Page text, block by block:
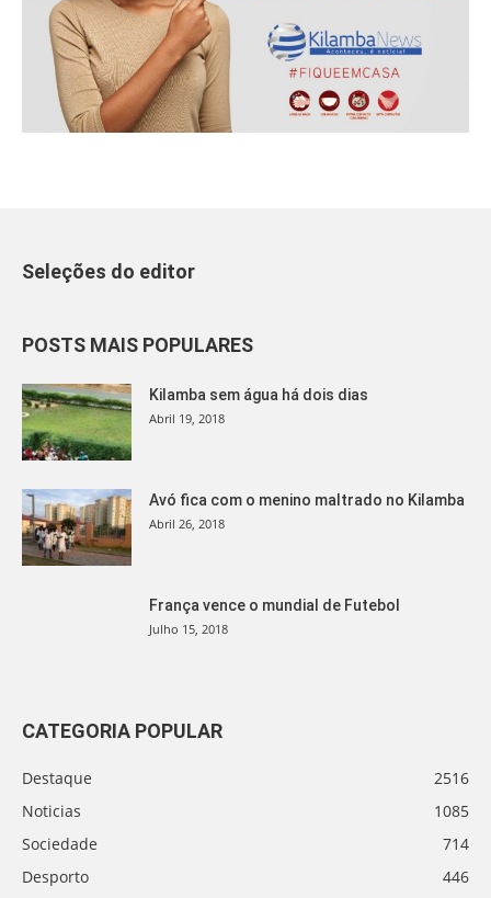
Seleções do editor
POSTS MAIS POPULARES
Kilamba sem água há dois dias
Abril 19, 2018
Avó fica com o menino maltrado no Kilamba
Abril 26, 2018
França vence o mundial de Futebol
Julho 15, 2018
CATEGORIA POPULAR
Destaque
2516
Noticias
1085
Sociedade
714
Desporto
446